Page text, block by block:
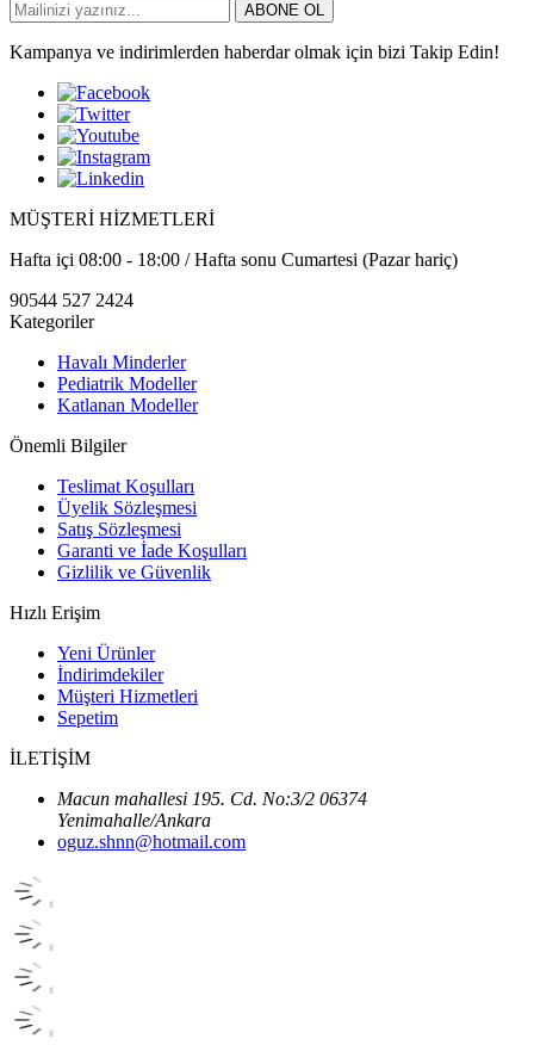
ABONE OL
Kampanya ve indirimlerden haberdar olmak için bizi Takip Edin!
MÜŞTERİ HİZMETLERİ
Hafta içi 08:00 - 18:00 / Hafta sonu Cumartesi (Pazar hariç)
90544 527 2424
Kategoriler
Havalı Minderler
Pediatrik Modeller
Katlanan Modeller
Önemli Bilgiler
Teslimat Koşulları
Üyelik Sözleşmesi
Satış Sözleşmesi
Garanti ve İade Koşulları
Gizlilik ve Güvenlik
Hızlı Erişim
Yeni Ürünler
İndirimdekiler
Müşteri Hizmetleri
Sepetim
İLETİŞİM
Macun mahallesi 195. Cd. No:3/2 06374
Yenimahalle/Ankara
oguz.shnn@hotmail.com